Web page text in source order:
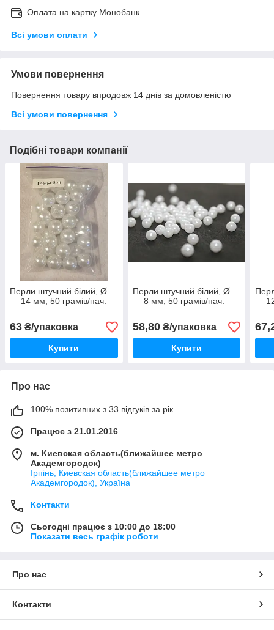
Оплата на картку Монобанк
Всі умови оплати
Умови повернення
Повернення товару впродовж 14 днів за домовленістю
Всі умови повернення
Подібні товари компанії
Перли штучний білий, Ø
— 14 мм, 50 грамів/пач.
63 ₴/упаковка
Купити
Перли штучний білий, Ø
— 8 мм, 50 грамів/пач.
58,80₴/упаковка
Купити
—
Про нас
100% позитивних з 33 відгуків за рік
Працює з 21.01.2016
м. Киевская область(ближайшее метро
Академгородок)
Ірпінь, Киевская область(ближайшее метро
Академгородок), Україна
Контакти
Сьогодні працює з 10:00 до 18:00
Показати весь графік роботи
Про нас
Контакти